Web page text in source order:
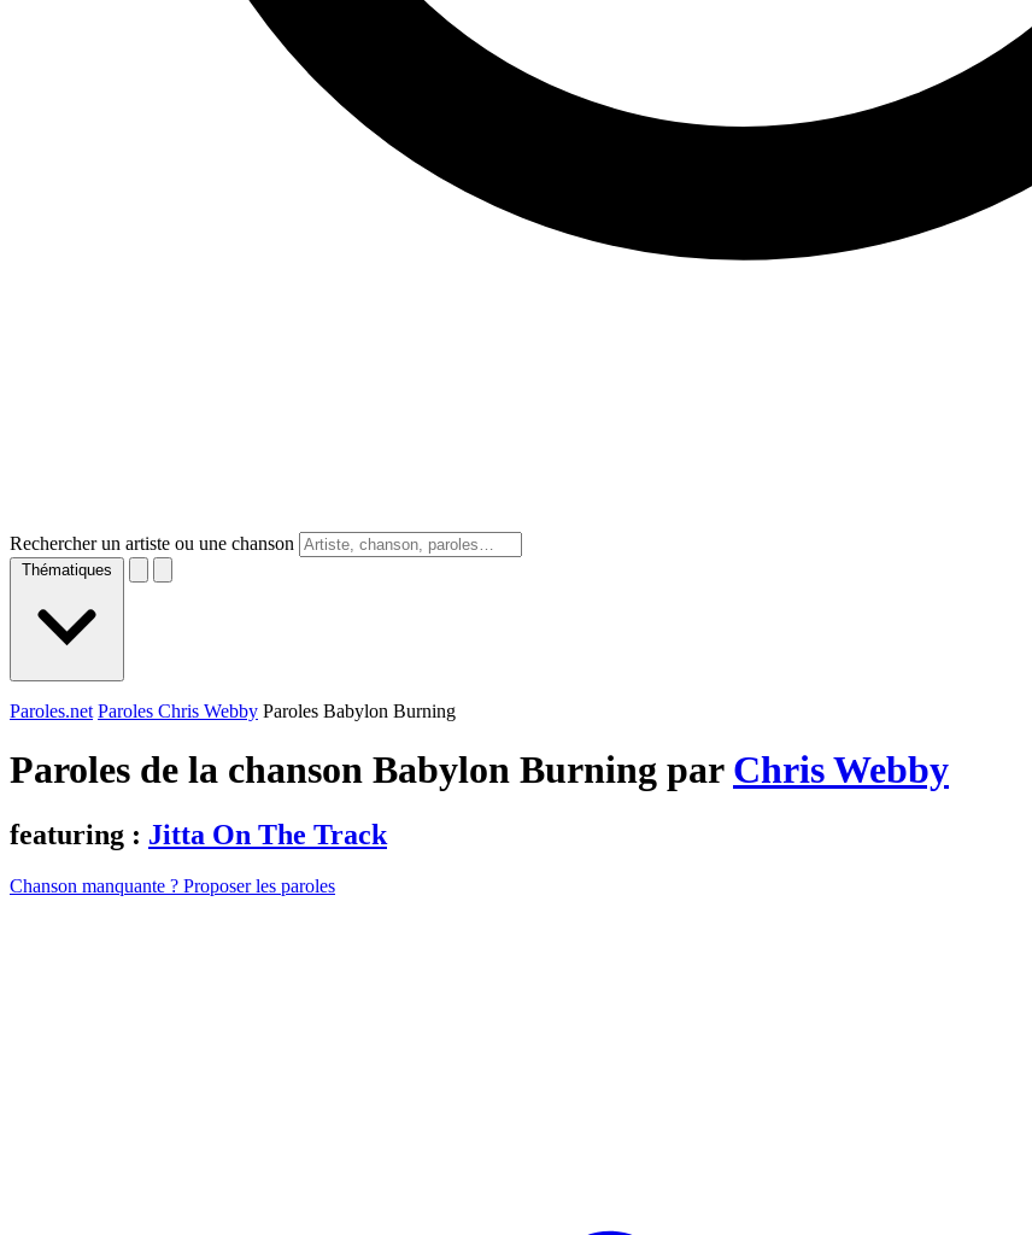
Rechercher un artiste ou une chanson
Thématiques
Paroles.net Paroles Chris Webby Paroles Babylon Burning
Paroles de la chanson Babylon Burning par Chris Webby
featuring : Jitta On The Track
Chanson manquante ? Proposer les paroles